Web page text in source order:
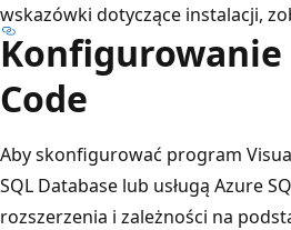
wskazówki dotyczące instalacji,
Code
Aby skonfigurować program
SQL Database lub usługą Azure
rozszerzenia i zależności na